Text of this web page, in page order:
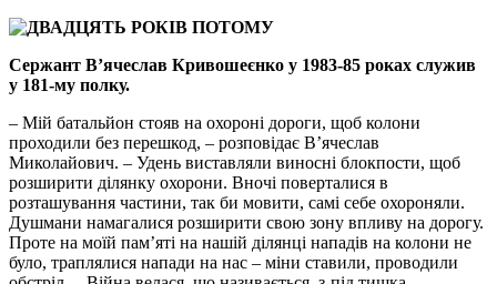
Сержант В’ячеслав Кривошеєнко у 1983-85 роках служив
у 181-му полку.
– Мій батальйон стояв на охороні дороги, щоб колони
проходили без перешкод, – розповідає В’ячеслав
Миколайович. – Удень виставляли виносні блокпости, щоб
розширити ділянку охорони. Вночі поверталися в
розташування частини, так би мовити, самі себе охороняли.
Душмани намагалися розширити свою зону впливу на дорогу.
Проте на моїй пам’яті на нашій ділянці нападів на колони не
було, траплялися напади на нас – міни ставили, проводили